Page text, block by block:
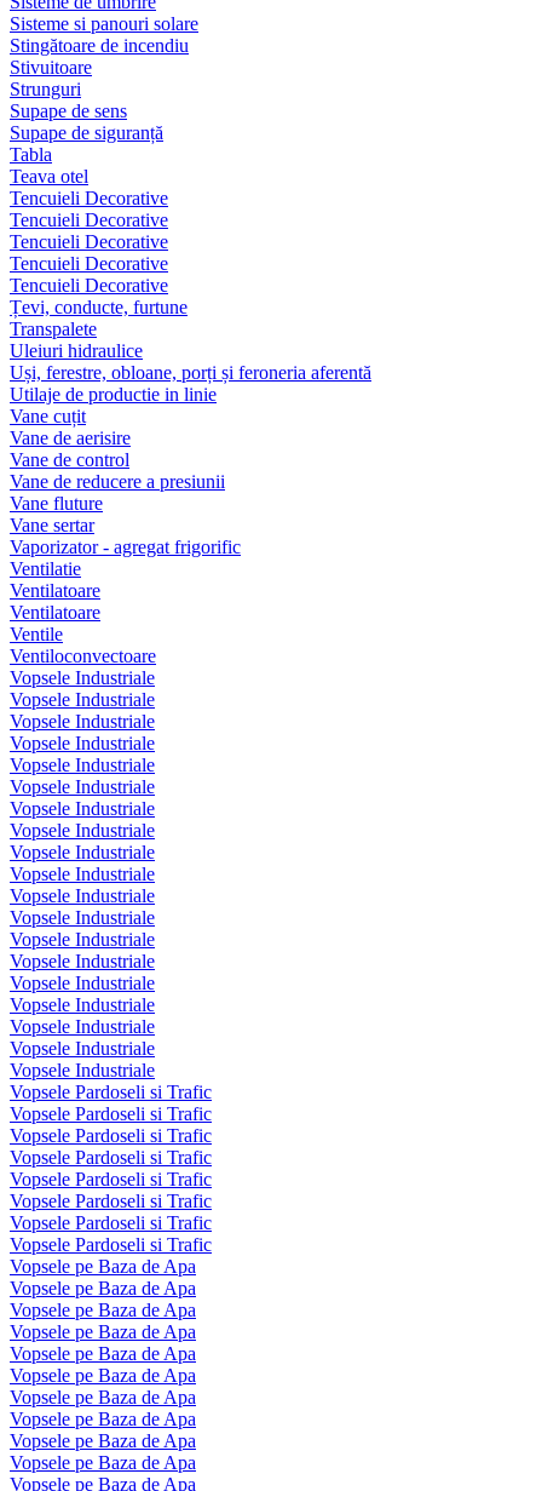
Sisteme si panouri solare
Stingătoare de incendiu
Stivuitoare
Strunguri
Supape de sens
Supape de siguranță
Tabla
Teava otel
Tencuieli Decorative
Tencuieli Decorative
Tencuieli Decorative
Tencuieli Decorative
Tencuieli Decorative
Țevi, conducte, furtune
Transpalete
Uleiuri hidraulice
Uși, ferestre, obloane, porți și feroneria aferentă
Utilaje de productie in linie
Vane cuțit
Vane de aerisire
Vane de control
Vane de reducere a presiunii
Vane fluture
Vane sertar
Vaporizator - agregat frigorific
Ventilatie
Ventilatoare
Ventilatoare
Ventile
Ventiloconvectoare
Vopsele Industriale
Vopsele Industriale
Vopsele Industriale
Vopsele Industriale
Vopsele Industriale
Vopsele Industriale
Vopsele Industriale
Vopsele Industriale
Vopsele Industriale
Vopsele Industriale
Vopsele Industriale
Vopsele Industriale
Vopsele Industriale
Vopsele Industriale
Vopsele Industriale
Vopsele Industriale
Vopsele Industriale
Vopsele Industriale
Vopsele Industriale
Vopsele Pardoseli si Trafic
Vopsele Pardoseli si Trafic
Vopsele Pardoseli si Trafic
Vopsele Pardoseli si Trafic
Vopsele Pardoseli si Trafic
Vopsele Pardoseli si Trafic
Vopsele Pardoseli si Trafic
Vopsele Pardoseli si Trafic
Vopsele pe Baza de Apa
Vopsele pe Baza de Apa
Vopsele pe Baza de Apa
Vopsele pe Baza de Apa
Vopsele pe Baza de Apa
Vopsele pe Baza de Apa
Vopsele pe Baza de Apa
Vopsele pe Baza de Apa
Vopsele pe Baza de Apa
Vopsele pe Baza de Apa
Vopsele pe Baza de Apa